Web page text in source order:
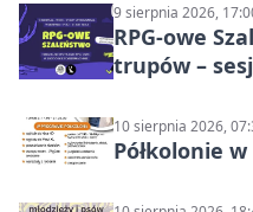
9 sierpnia 2026,
RPG-owe
trupów –
10 sierpnia 2026,
Półkolonie